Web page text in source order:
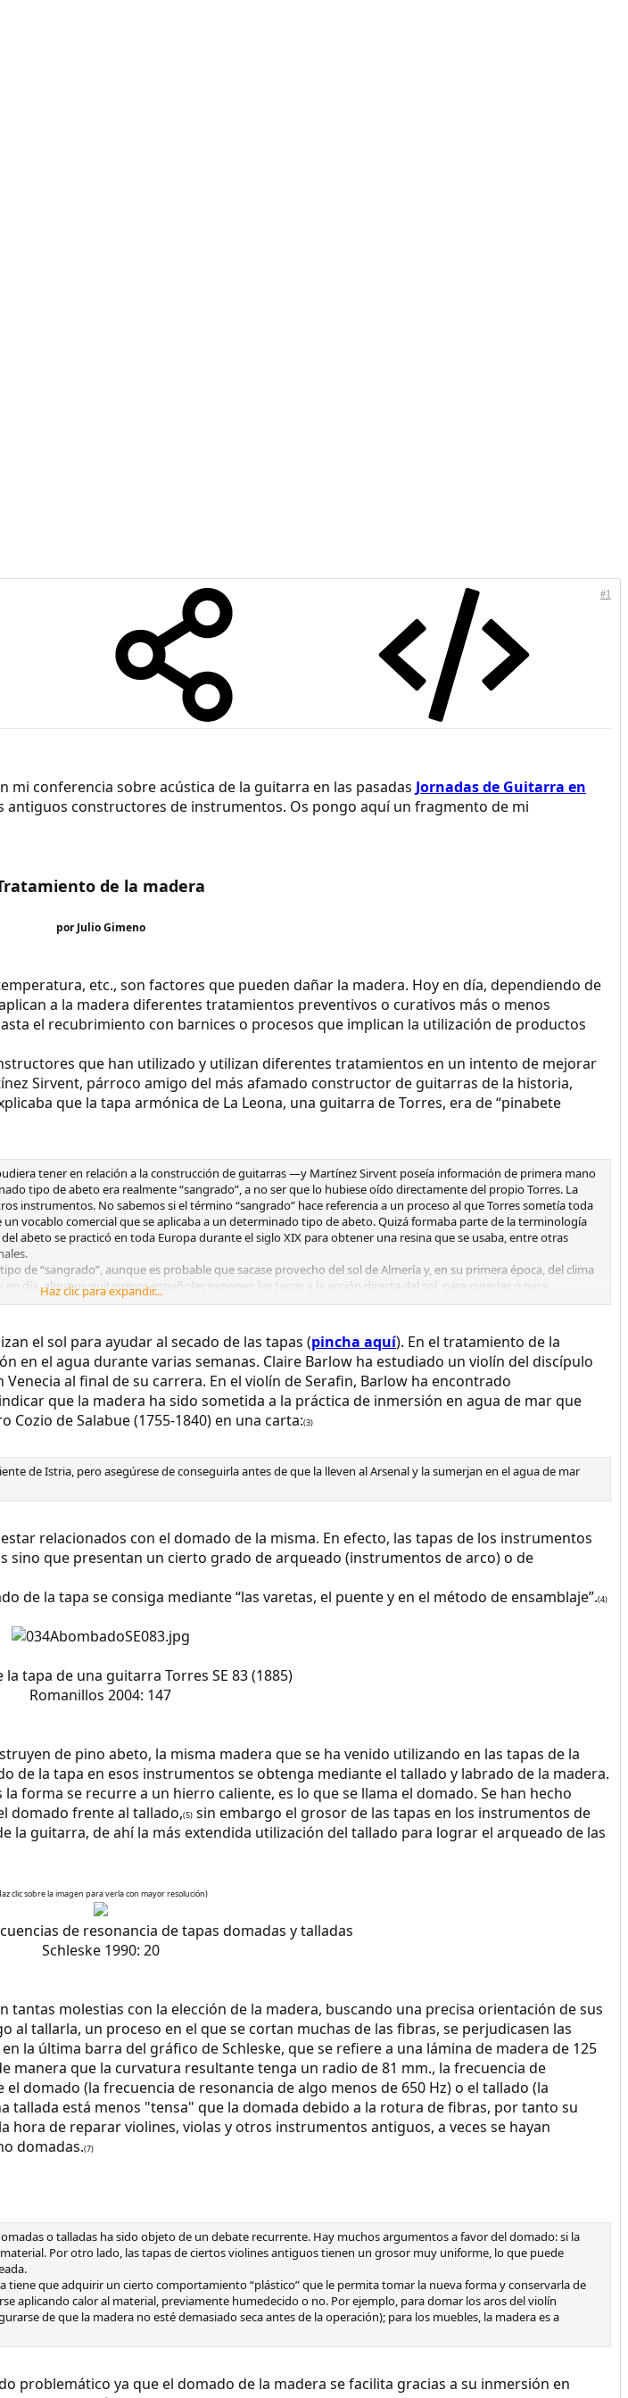
#1
mi conferencia sobre acústica de la guitarra en las pasadas Jornadas de Guitarra en
constructores de instrumentos. Os pongo aquí un fragmento de mi
de la madera
por Julio Gimeno
etc., son factores que pueden dañar la madera. Hoy en día, dependiendo de
a la madera diferentes tratamientos preventivos o curativos más o menos
el recubrimiento con barnices o procesos que implican la utilización de productos
que han utilizado y utilizan diferentes tratamientos en un intento de mejorar
Sirvent, párroco amigo del más afamado constructor de guitarras de la historia,
que la tapa armónica de La Leona, una guitarra de Torres, era de “pinabete
tener en relación a la construcción de guitarras —y Martínez Sirvent poseía información de primera mano
tipo de abeto era realmente “sangrado”, a no ser que lo hubiese oído directamente del propio Torres. La
instrumentos. No sabemos si el término “sangrado” hace referencia a un proceso al que Torres sometía toda
vocablo comercial que se aplicaba a un determinado tipo de abeto. Quizá formaba parte de la terminología
abeto se practicó en toda Europa durante el siglo XIX para obtener una resina que se usaba, entre otras
de “sangrado”, aunque es probable que sacase provecho del sol de Almería y, en su primera época, del clima
día, algunos guitarreros españoles exponen las tapas a la acción directa del sol, para curarlas o para
Haz clic para expandir...
el sol para ayudar al secado de las tapas (pincha aquí). En el tratamiento de la
en el agua durante varias semanas. Claire Barlow ha estudiado un violín del discípulo
al final de su carrera. En el violín de Serafin, Barlow ha encontrado
que la madera ha sido sometida a la práctica de inmersión en agua de mar que
de Salabue (1755-1840) en una carta:(3)
de Istria, pero asegúrese de conseguirla antes de que la lleven al Arsenal y la sumerjan en el agua de mar
relacionados con el domado de la misma. En efecto, las tapas de los instrumentos
sino que presentan un cierto grado de arqueado (instrumentos de arco) o de
de la tapa se consiga mediante “las varetas, el puente y en el método de ensamblaje”.(4)
tapa de una guitarra Torres SE 83 (1885)
Romanillos 2004: 147
de pino abeto, la misma madera que se ha venido utilizando en las tapas de la
de la tapa en esos instrumentos se obtenga mediante el tallado y labrado de la madera.
forma se recurre a un hierro caliente, es lo que se llama el domado. Se han hecho
domado frente al tallado,(5) sin embargo el grosor de las tapas en los instrumentos de
la guitarra, de ahí la más extendida utilización del tallado para lograr el arqueado de las
clic sobre la imagen para verla con mayor resolución)
de resonancia de tapas domadas y talladas
Schleske 1990: 20
molestias con la elección de la madera, buscando una precisa orientación de sus
al tallarla, un proceso en el que se cortan muchas de las fibras, se perjudicasen las
la última barra del gráfico de Schleske, que se refiere a una lámina de madera de 125
manera que la curvatura resultante tenga un radio de 81 mm., la frecuencia de
domado (la frecuencia de resonancia de algo menos de 650 Hz) o el tallado (la
tallada está menos "tensa" que la domada debido a la rotura de fibras, por tanto su
hora de reparar violines, violas y otros instrumentos antiguos, a veces se hayan
domadas.(7)
o talladas ha sido objeto de un debate recurrente. Hay muchos argumentos a favor del domado: si la
Por otro lado, las tapas de ciertos violines antiguos tienen un grosor muy uniforme, lo que puede
que adquirir un cierto comportamiento “plástico” que le permita tomar la nueva forma y conservarla de
aplicando calor al material, previamente humedecido o no. Por ejemplo, para domar los aros del violín
de que la madera no esté demasiado seca antes de la operación); para los muebles, la madera es a
problemático ya que el domado de la madera se facilita gracias a su inmersión en